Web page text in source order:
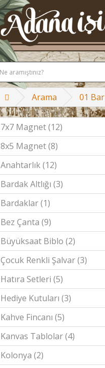
Arama 01
7x7 Magnet (12)
8x5 Magnet (8)
Anahtarlık (12)
Bardak Altlığı (3)
Bardaklar (1)
Bez Çanta (9)
Büyüksaat Biblo (2)
Çocuk Renkli Şalvar (3)
Hatıra Setleri (5)
Hediye Kutuları (3)
Kahve Fincanı (5)
Kanvas Tablolar (4)
Kolonya (2)